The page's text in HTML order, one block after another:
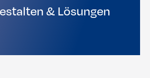
& Lösungen